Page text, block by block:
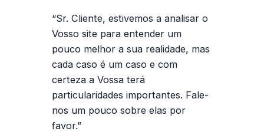
“Sr. Cliente, estivemos a analisar o
Vosso site para entender um
pouco melhor a sua realidade, mas
cada caso é um caso e com
certeza a Vossa terá
particularidades importantes. Fale-
nos um pouco sobre elas por
favor.”